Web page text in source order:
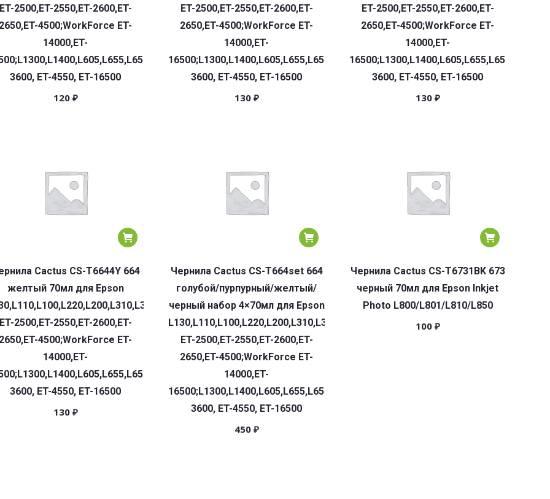
2500,ET-2550,ET-2600,ET-
4500;WorkForce ET-
14000,ET-
3600, ET-4550, ET-16500
120 ₽
ET-2500,ET-2550,ET-2600,ET-
2650,ET-4500;WorkForce ET-
14000,ET-
16500;L1300,L1400,L605,L655,L656,L1455;ET-
3600, ET-4550, ET-16500
130 ₽
ET-2500,ET-2550,ET-2600,ET-
2650,ET-4500;WorkForce ET-
14000,ET-
3600, ET-4550, ET-16500
130 ₽
Cactus CS-T6644Y 664
желтый 70мл для Epson
2500,ET-2550,ET-2600,ET-
4500;WorkForce ET-
14000,ET-
3600, ET-4550, ET-16500
130 ₽
Чернила Cactus CS-T664set 664
голубой/пурпурный/желтый/
черный набор 4×70мл для Epson
ET-2500,ET-2550,ET-2600,ET-
2650,ET-4500;WorkForce ET-
14000,ET-
16500;L1300,L1400,L605,L655,L656,L1455;ET-
3600, ET-4550, ET-16500
450 ₽
Чернила Cactus CS-T6731BK 673
черный 70мл для Epson Inkjet
Photo L800/L801/L810/L850
100 ₽